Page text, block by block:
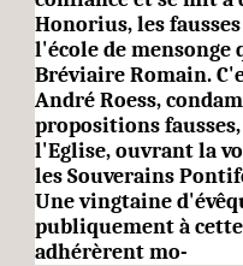
Honorius, les
l'école de
Bréviaire Romain.
André Roess,
propositions
l'Eglise, ouvrant la
les Souverains
Une vingtaine
publiquement à
adhérèrent mo-